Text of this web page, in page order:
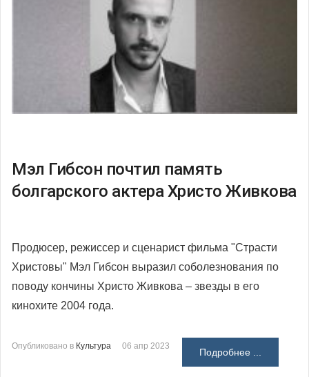
Мэл Гибсон почтил память
болгарского актера Христо Живкова
Продюсер, режиссер и сценарист фильма "Страсти
Христовы" Мэл Гибсон выразил соболезнования по
поводу кончины Христо Живкова – звезды в его
кинохите 2004 года.
Опубликовано в Культура 06 апр 2023
Подробнее ...